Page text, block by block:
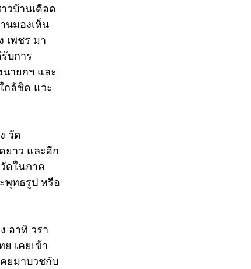
วบ้านเดือด
นมองเห็น
เพชร มา
บการ
ายกฯ และ
กล้ชิด แวะ
วัด
ยาว และอีก
ดในภาค
พุทธรูป หรือ
อาทิ วรา
เคยเข้า
ยมาบวชกับ